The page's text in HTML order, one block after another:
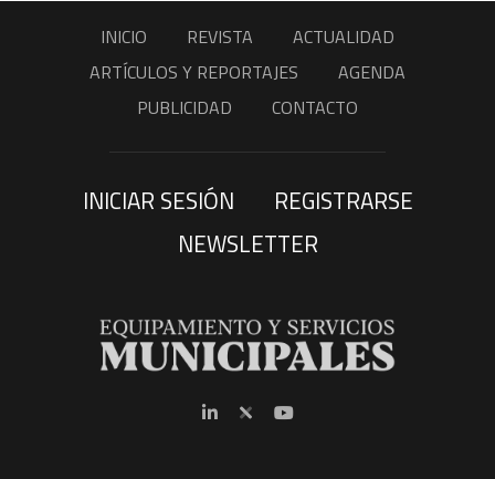
INICIO REVISTA
ACTUALIDAD
ARTÍCULOS Y REPORTAJES
AGENDA
PUBLICIDAD
CONTACTO
INICIAR SESIÓN
REGISTRARSE
NEWSLETTER